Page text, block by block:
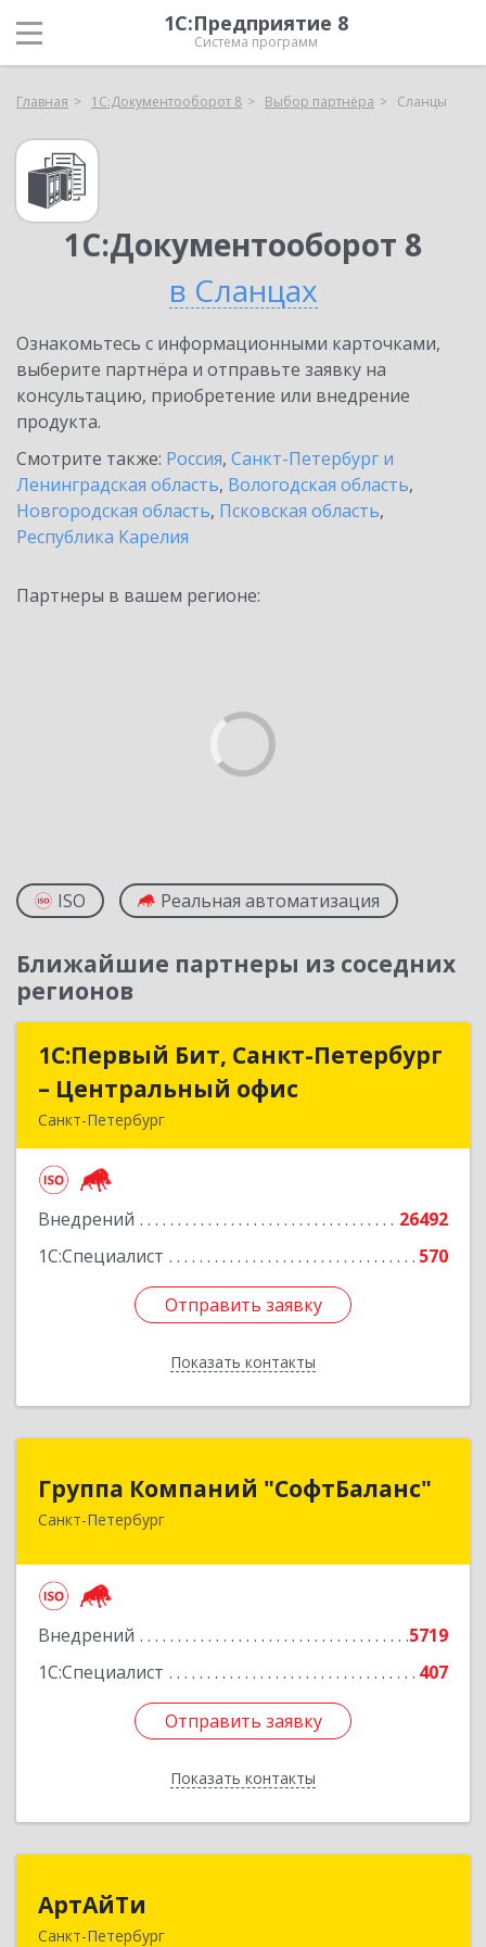
1С:Предприятие 8
Система программ
Главная 1С:Документооборот 8 Выбор партнёра Сланцы
1С:Документооборот 8
в Сланцах
Ознакомьтесь с информационными карточками,
выберите партнёра и отправьте заявку на
консультацию, приобретение или внедрение
продукта.
Смотрите также: Россия, Санкт-Петербург и
Ленинградская область, Вологодская область,
Новгородская область, Псковская область,
Республика Карелия
Партнеры в вашем регионе:
ISO Реальная автоматизация
Ближайшие партнеры из соседних
регионов
1С:Первый Бит, Санкт-Петербург
– Центральный офис
Санкт-Петербург
Внедрений
26492
1С:Специалист
570
Отправить заявку
Показать контакты
1С:Первый Бит, Санкт-Петербург
– Центральный офис
Отправить заявку
Назад
Группа Компаний "СофтБаланс"
Санкт-Петербург
Внедрений
5719
1С:Специалист
407
Отправить заявку
Показать контакты
Группа Компаний "СофтБаланс"
195112, Санкт-Петербург г, Заневский пр-кт,
Отправить заявку
Назад
АртАйТи
Санкт-Петербург
191023, Санкт-Петербург г, Караванная ул, дом